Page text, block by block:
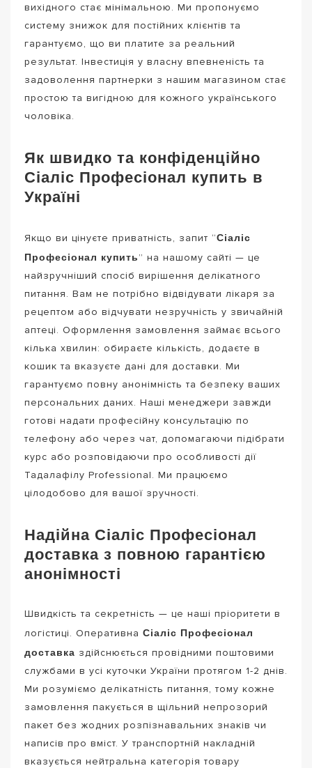
вихідного стає мінімальною. Ми пропонуємо
систему знижок для постійних клієнтів та
гарантуємо, що ви платите за реальний
результат. Інвестиція у власну впевненість та
задоволення партнерки з нашим магазином стає
простою та вигідною для кожного українського
чоловіка.
Як швидко та конфіденційно
Сіаліс Професіонал купить в
Україні
Якщо ви цінуєте приватність, запит “Сіаліс
Професіонал купить” на нашому сайті — це
найзручніший спосіб вирішення делікатного
питання. Вам не потрібно відвідувати лікаря за
рецептом або відчувати незручність у звичайній
аптеці. Оформлення замовлення займає всього
кілька хвилин: обираєте кількість, додаєте в
кошик та вказуєте дані для доставки. Ми
гарантуємо повну анонімність та безпеку ваших
персональних даних. Наші менеджери завжди
готові надати професійну консультацію по
телефону або через чат, допомагаючи підібрати
курс або розповідаючи про особливості дії
Тадалафілу Professional. Ми працюємо
цілодобово для вашої зручності.
Надійна Сіаліс Професіонал
доставка з повною гарантією
анонімності
Швидкість та секретність — це наші пріоритети в
логістиці. Оперативна Сіаліс Професіонал
доставка здійснюється провідними поштовими
службами в усі куточки України протягом 1-2 днів.
Ми розуміємо делікатність питання, тому кожне
замовлення пакується в щільний непрозорий
пакет без жодних розпізнавальних знаків чи
написів про вміст. У транспортній накладній
вказується нейтральна категорія товару